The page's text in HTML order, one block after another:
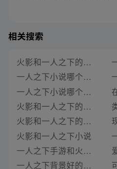
相关搜索
火影和一人之下的小说哪个好看些
一人之下小说哪个软件好
一人之下小说哪个软件好免费阅读
火影和一人之下的小说
火影和一人之下的小说在哪看
火影和一人之下小说
一人之下手游和火影相似的小说
一人之下背景好的小说